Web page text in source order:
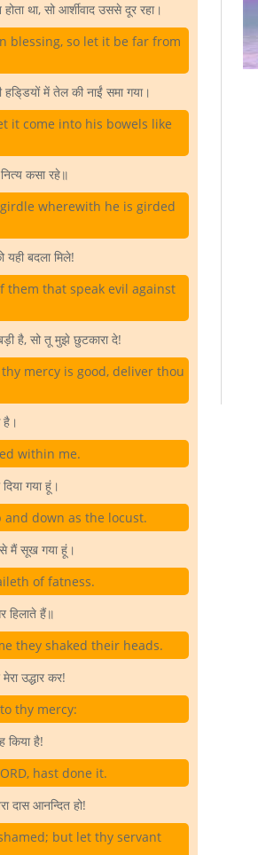
था, सो आर्शीवाद उससे दूर रहा।
blessing, so let it be far from
में तेल की नाईं समा गया।
it come into his bowels like
कसा रहे॥
wherewith he is girded
यही बदला मिले!
them that speak evil against
है, सो तू मुझे छुटकारा दे!
mercy is good, deliver thou
within me.
गया हूं।
down as the locust.
मैं सूख गया हूं।
of fatness.
हिलाते हैं॥
they shaked their heads.
उद्धार कर!
thy mercy:
किया है!
hast done it.
दास आनन्दित हो!
but let thy servant